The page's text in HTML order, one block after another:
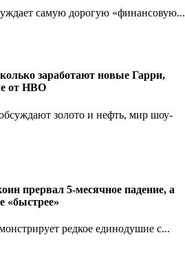
самую дорогую «финансовую...
заработают новые Гарри,
от HBO
золото и нефть, мир шоу-
прервал 5-месячное падение, а
«быстрее»
редкое единодушие с...